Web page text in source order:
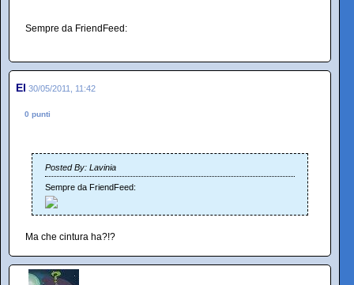
Sempre da FriendFeed:
El 30/05/2011, 11:42
0 punti
Posted By: Lavinia
Sempre da FriendFeed:
Ma che cintura ha?!?